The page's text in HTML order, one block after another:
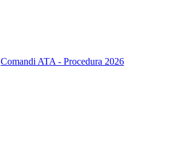
Comandi ATA - Procedura 2026